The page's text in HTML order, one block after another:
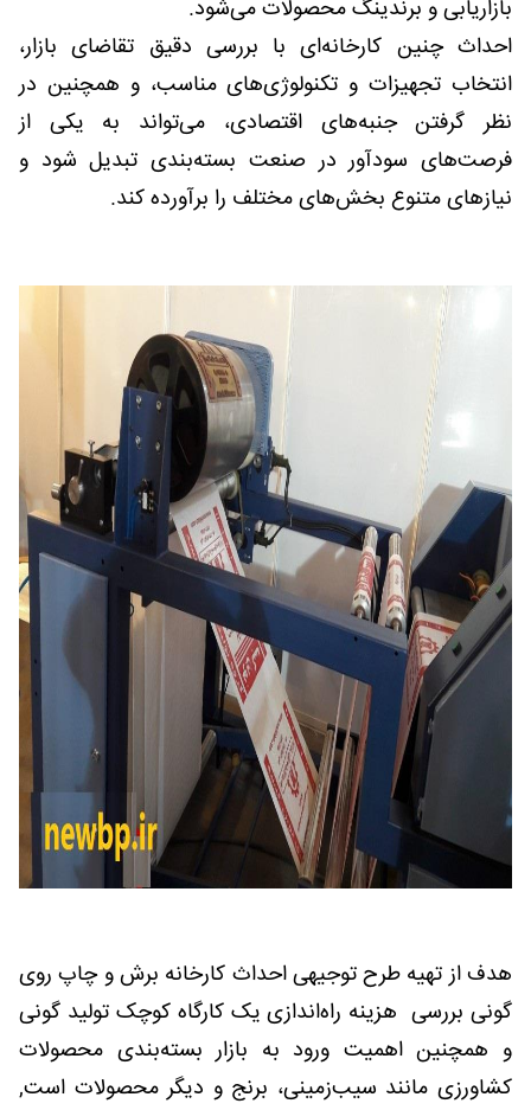
بازاریابی و برندینگ محصولات می‌شود.
احداث چنین کارخانه‌ای با بررسی دقیق تقاضای بازار،
انتخاب تجهیزات و تکنولوژی‌های مناسب، و همچنین در
نظر گرفتن جنبه‌های اقتصادی، می‌تواند به یکی از
فرصت‌های سودآور در صنعت بسته‌بندی تبدیل شود و
نیازهای متنوع بخش‌های مختلف را برآورده کند.
هدف از تهیه طرح توجیهی احداث کارخانه برش و چاپ روی
گونی بررسی هزینه راه‌اندازی یک کارگاه کوچک تولید گونی
و همچنین اهمیت ورود به بازار بسته‌بندی محصولات
کشاورزی مانند سیب‌زمینی، برنج و دیگر محصولات است,